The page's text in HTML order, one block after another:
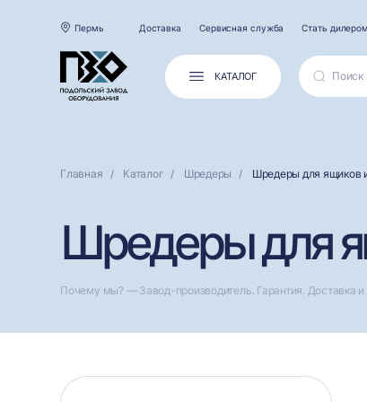
Пермь Доставка Сервисная служба Стать дилером
КАТАЛОГ
Главная Каталог Шредеры Шредеры для ящиков
Шредеры для
Почему мы? — Завод-производитель. Гарантия. Доставка